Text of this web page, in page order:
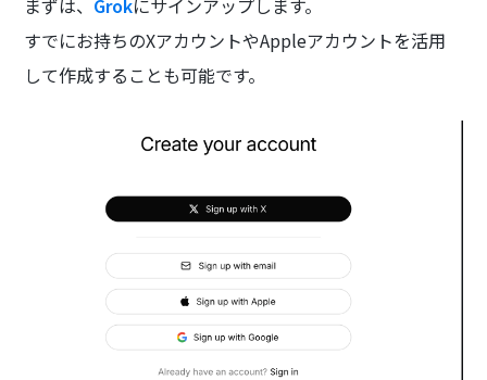
まずは、 Grokにサインアップします。
すでにお持ちのXアカウントやAppleアカウントを活用
して作成することも可能です。